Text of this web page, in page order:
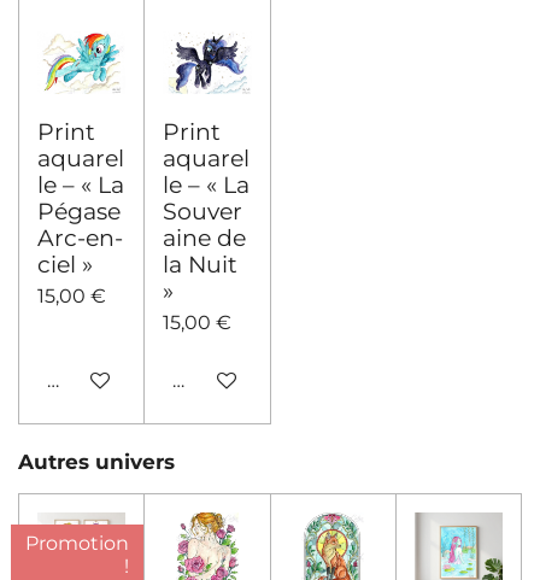
Print
aquarel
le – « La
Pégase
Arc-en-
ciel »
15,00 €
Ajouter au panier
Print
aquarel
le – « La
Souver
aine de
la Nuit
»
15,00 €
Ajouter au panier
Autres univers
Promotion
!